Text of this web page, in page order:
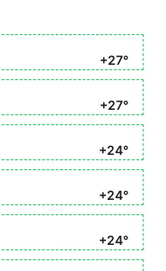
+27°
+27°
+24°
+24°
+24°